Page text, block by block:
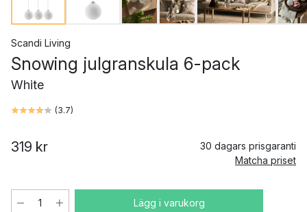
Scandi Living
Snowing julgranskula 6-pack
White
(3.7)
319 kr
30 dagars prisgaranti
Matcha priset
Lägg i varukorg